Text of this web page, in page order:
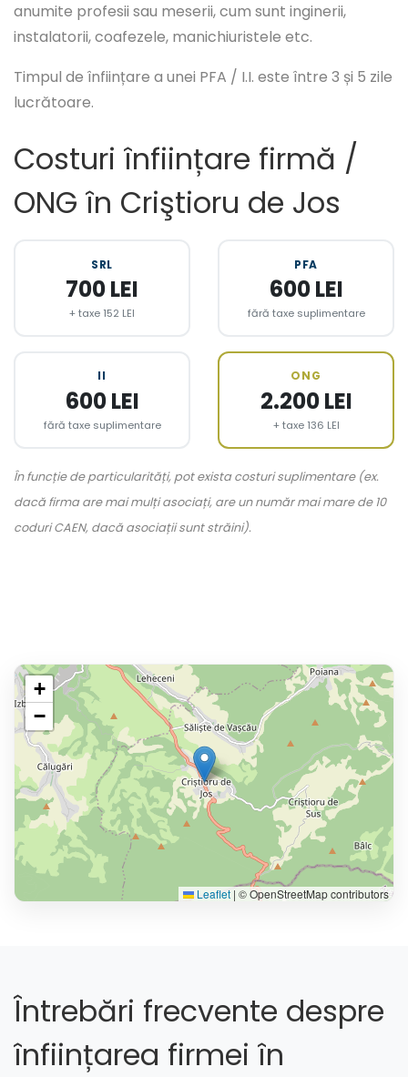
anumite profesii sau meserii, cum sunt inginerii,
instalatorii, coafezele, manichiuristele etc.
Timpul de înființare a unei PFA / I.I. este între 3 și 5 zile
lucrătoare.
Costuri înființare firmă /
ONG în Criştioru de Jos
SRL
700 LEI
+ taxe 152 LEI
PFA
600 LEI
fără taxe suplimentare
II
600 LEI
fără taxe suplimentare
ONG
2.200 LEI
+ taxe 136 LEI
În funcție de particularități, pot exista costuri suplimentare (ex.
dacă firma are mai mulți asociați, are un număr mai mare de 10
coduri CAEN, dacă asociații sunt străini).
+
−
Leaflet | © OpenStreetMap contributors
Întrebări frecvente despre
înființarea firmei în